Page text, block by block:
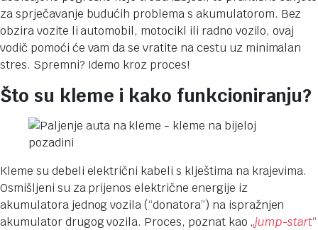
za sprječavanje budućih problema s akumulatorom. Bez
obzira vozite li automobil, motocikl ili radno vozilo, ovaj
vodič pomoći će vam da se vratite na cestu uz minimalan
stres. Spremni? Idemo kroz proces!
Što su kleme i kako funkcioniranju?
Kleme su debeli električni kabeli s klještima na krajevima.
Osmišljeni su za prijenos električne energije iz
akumulatora jednog vozila (“donatora”) na ispražnjen
akumulator drugog vozila. Proces, poznat kao „jump-start“